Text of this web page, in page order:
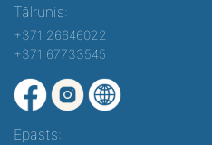
Tālrunis:
+371 26646022
+371 67733545
Epasts: